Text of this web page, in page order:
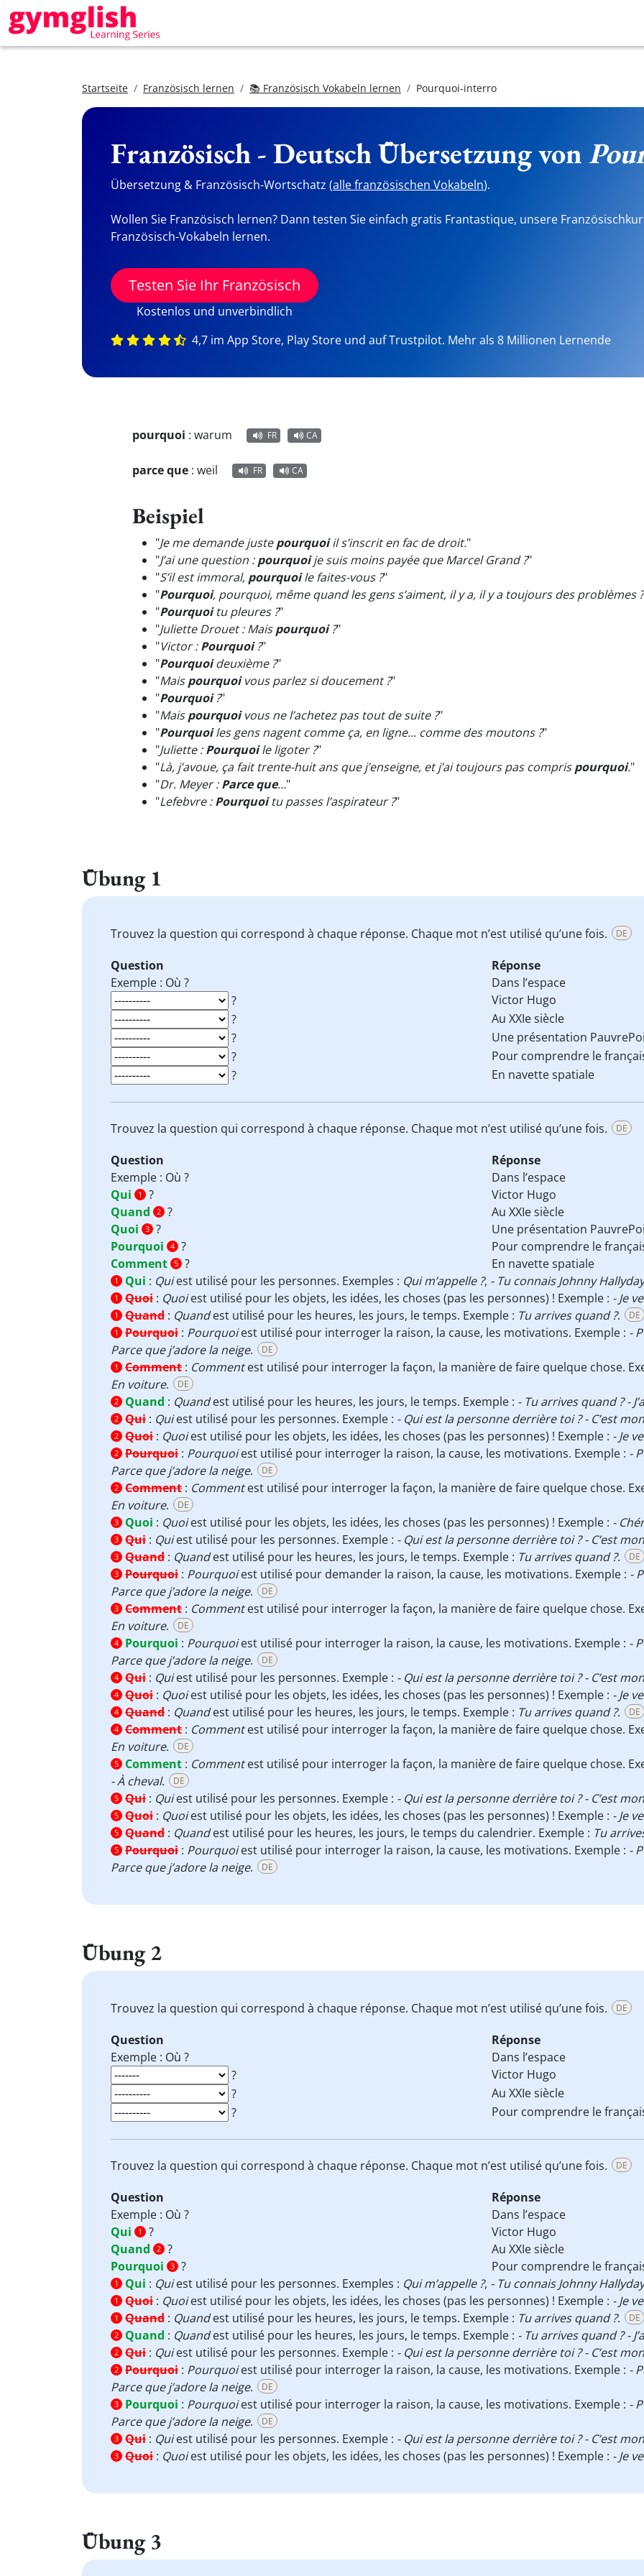
Startseite Französisch lernen 📚 Französisch Vokabeln lernen Pourquoi-interro
Französisch - Deutsch Übersetzung von
Übersetzung & Französisch-Wortschatz (alle französischen Vokabeln).
Wollen Sie Französisch lernen? Dann testen Sie einfach gratis Frantastique, unsere
Französisch-Vokabeln lernen.
Testen Sie Ihr Französisch
Kostenlos und unverbindlich
4,7 im App Store, Play Store und auf Trustpilot. Mehr als 8 Millionen Lernende
pourquoi : warum FR CA
parce que : weil FR CA
Beispiel
"Je me demande justepourquoiil s’inscrit en fac de droit."
"J’ai une question :pourquoije suis moins payée que Marcel Grand ?"
"S’il est immoral, pourquoile faites-vous ?"
"Pourquoi, pourquoi, même quand les gens s’aiment, il y a, il y a toujours des problèmes ?
"Pourquoitu pleures ?"
"Juliette Drouet : Maispourquoi?"
"Victor :Pourquoi?"
"Pourquoideuxième ?"
"Maispourquoivous parlez si doucement ?"
"Pourquoi?"
"Maispourquoivous ne l’achetez pas tout de suite ?"
"Pourquoiles gens nagent comme ça, en ligne... comme des moutons ?"
"Juliette :Pourquoile ligoter ?"
"Là, j’avoue, ça fait trente-huit ans que j’enseigne, et j’ai toujours pas comprispourquoi."
"Dr. Meyer :Parce que…"
"Lefebvre :Pourquoitu passes l’aspirateur ?"
Übung 1
Trouvez la question qui correspond à chaque réponse. Chaque mot n’est utilisé qu’une fois. DE
Question
Réponse
Exemple : Où ?
Dans l’espace
?
Victor Hugo
?
Au XXIe siècle
?
Une présentation
?
Pour comprendre le
?
En navette spatiale
Trouvez la question qui correspond à chaque réponse. Chaque mot n’est utilisé qu’une fois. DE
Question
Réponse
Exemple : Où ?
Dans l’espace
Qui
1 ?
Victor Hugo
Quand
2 ?
Au XXIe siècle
Quoi
3 ?
Une présentation
Pourquoi
4 ?
Pour comprendre le
Comment 5 ? En navette spatiale
1 Qui : Quiest utilisé pour les personnes. Exemples : Qui m’appelle ?, - Tu connais Johnny
1 Quoi : Quoiest utilisé pour les objets, les idées, les choses (pas les personnes) ! Exemple : - Je
1 Quand : Quandest utilisé pour les heures, les jours, le temps. Exemple : Tu arrives quand ?. DE
1 Pourquoi : Pourquoiest utilisé pour interroger la raison, la cause, les motivations. Exemple : -
Parce que j’adore la neige. DE
1 Comment : Commentest utilisé pour interroger la façon, la manière de faire quelque chose.
En voiture. DE
2 Quand : Quandest utilisé pour les heures, les jours, le temps. Exemple : - Tu arrives quand ? -
2 Qui : Quiest utilisé pour les personnes. Exemple : - Qui est la personne derrière toi ? - C’est
2 Quoi : Quoiest utilisé pour les objets, les idées, les choses (pas les personnes) ! Exemple : - Je
2 Pourquoi : Pourquoiest utilisé pour interroger la raison, la cause, les motivations. Exemple : -
Parce que j’adore la neige. DE
2 Comment : Commentest utilisé pour interroger la façon, la manière de faire quelque chose.
En voiture. DE
3 Quoi : Quoiest utilisé pour les objets, les idées, les choses (pas les personnes) ! Exemple : -
3 Qui : Quiest utilisé pour les personnes. Exemple : - Qui est la personne derrière toi ? - C’est
3 Quand : Quandest utilisé pour les heures, les jours, le temps. Exemple : Tu arrives quand ?. DE
3 Pourquoi : Pourquoiest utilisé pour demander la raison, la cause, les motivations. Exemple : -
Parce que j’adore la neige. DE
3 Comment : Commentest utilisé pour interroger la façon, la manière de faire quelque chose.
En voiture. DE
4 Pourquoi : Pourquoiest utilisé pour interroger la raison, la cause, les motivations. Exemple : -
Parce que j’adore la neige. DE
4 Qui : Quiest utilisé pour les personnes. Exemple : - Qui est la personne derrière toi ? - C’est
4 Quoi : Quoiest utilisé pour les objets, les idées, les choses (pas les personnes) ! Exemple : - Je
4 Quand : Quandest utilisé pour les heures, les jours, le temps. Exemple : Tu arrives quand ?. DE
4 Comment : Commentest utilisé pour interroger la façon, la manière de faire quelque chose.
En voiture. DE
5 Comment : Commentest utilisé pour interroger la façon, la manière de faire quelque chose.
- À cheval. DE
5 Qui : Quiest utilisé pour les personnes. Exemple : - Qui est la personne derrière toi ? - C’est
5 Quoi : Quoiest utilisé pour les objets, les idées, les choses (pas les personnes) ! Exemple : - Je
5 Quand : Quandest utilisé pour les heures, les jours, le temps du calendrier. Exemple : Tu
5 Pourquoi : Pourquoiest utilisé pour interroger la raison, la cause, les motivations. Exemple : -
Parce que j’adore la neige. DE
Übung 2
Trouvez la question qui correspond à chaque réponse. Chaque mot n’est utilisé qu’une fois. DE
Question
Réponse
Exemple : Où ?
Dans l’espace
?
Victor Hugo
?
Au XXIe siècle
?
Pour comprendre le
Trouvez la question qui correspond à chaque réponse. Chaque mot n’est utilisé qu’une fois. DE
Question
Réponse
Exemple : Où ?
Dans l’espace
Qui
1 ?
Victor Hugo
Quand
2 ?
Au XXIe siècle
Pourquoi
3 ? Pour comprendre le
1 Qui : Quiest utilisé pour les personnes. Exemples : Qui m’appelle ?, - Tu connais Johnny
1 Quoi : Quoiest utilisé pour les objets, les idées, les choses (pas les personnes) ! Exemple : - Je
1 Quand : Quandest utilisé pour les heures, les jours, le temps. Exemple : Tu arrives quand ?. DE
2 Quand : Quandest utilisé pour les heures, les jours, le temps. Exemple : - Tu arrives quand ? -
2 Qui : Quiest utilisé pour les personnes. Exemple : - Qui est la personne derrière toi ? - C’est
2 Pourquoi : Pourquoiest utilisé pour interroger la raison, la cause, les motivations. Exemple : -
Parce que j’adore la neige. DE
3 Pourquoi : Pourquoiest utilisé pour interroger la raison, la cause, les motivations. Exemple : -
Parce que j’adore la neige. DE
3 Qui : Quiest utilisé pour les personnes. Exemple : - Qui est la personne derrière toi ? - C’est
3 Quoi : Quoiest utilisé pour les objets, les idées, les choses (pas les personnes) ! Exemple : - Je
Übung 3